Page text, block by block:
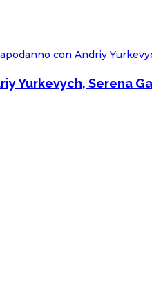
Yurkevych, Serena